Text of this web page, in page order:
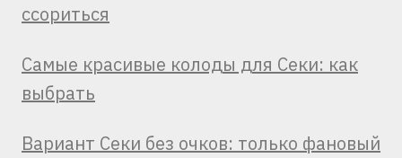
ссориться
Самые красивые колоды для Секи: как
выбрать
Вариант Секи без очков: только фановый